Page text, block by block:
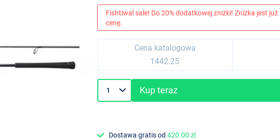
Fishtiwal sale! Do 20% dodatkowej zniżki! Zniżka jest
cenę.
Cena katalogowa
1442.25
Kup teraz
Dostawa gratis od420.00 zl